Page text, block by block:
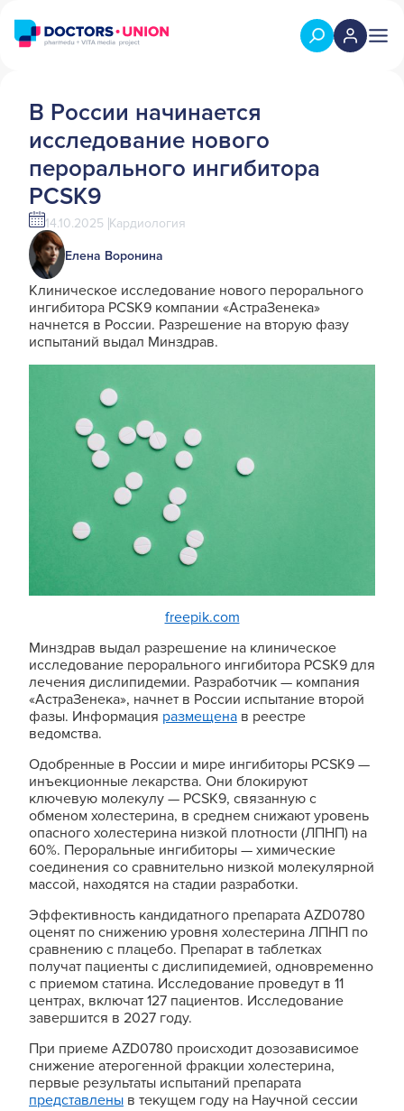
В России начинается
исследование нового
перорального ингибитора
PCSK9
14.10.2025 Кардиология
Елена Воронина
Клиническое исследование нового перорального
ингибитора PCSK9 компании «АстраЗенека»
начнется в России. Разрешение на вторую фазу
испытаний выдал Минздрав.
freepik.com
Минздрав выдал разрешение на клиническое
исследование перорального ингибитора PCSK9 для
лечения дислипидемии. Разработчик — компания
«АстраЗенека», начнет в России испытание второй
фазы. Информация размещена в реестре
ведомства.
Одобренные в России и мире ингибиторы PCSK9 —
инъекционные лекарства. Они блокируют
ключевую молекулу — PCSK9, связанную с
обменом холестерина, в среднем снижают уровень
опасного холестерина низкой плотности (ЛПНП) на
60%. Пероральные ингибиторы — химические
соединения со сравнительно низкой молекулярной
массой, находятся на стадии разработки.
Эффективность кандидатного препарата AZD0780
оценят по снижению уровня холестерина ЛПНП по
сравнению с плацебо. Препарат в таблетках
получат пациенты с дислипидемией, одновременно
с приемом статина. Исследование проведут в 11
центрах, включат 127 пациентов. Исследование
завершится в 2027 году.
При приеме AZD0780 происходит дозозависимое
снижение атерогенной фракции холестерина,
первые результаты испытаний препарата
представлены в текущем году на Научной сессии